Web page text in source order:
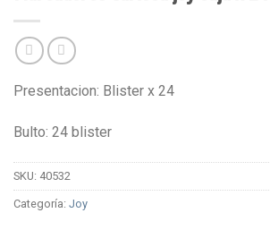
Presentacion: Blister x 24
Bulto: 24 blister
SKU: 40532
Categoría: Joy